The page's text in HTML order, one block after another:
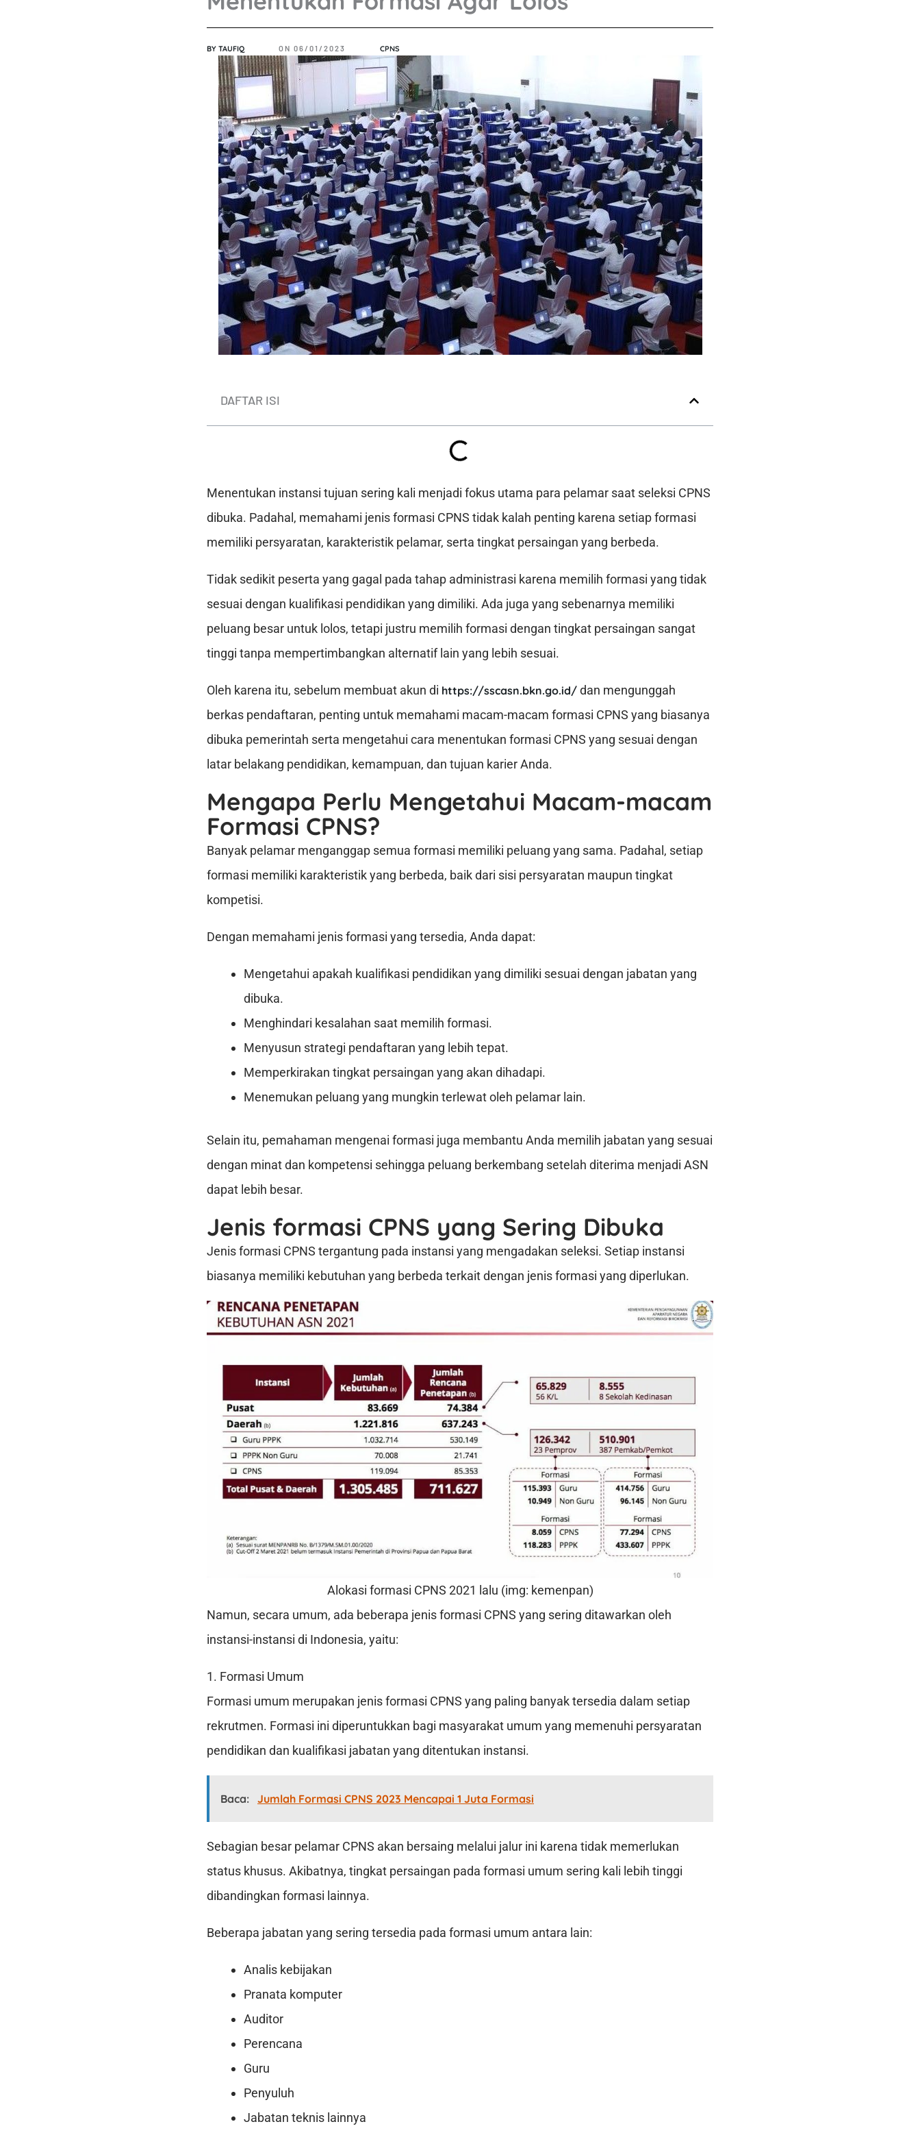
BY TAUFIQ ON 06/01/2023 CPNS
DAFTAR ISI
Menentukan instansi tujuan sering kali menjadi fokus utama para pelamar saat seleksi CPNS
dibuka. Padahal, memahami jenis formasi CPNS tidak kalah penting karena setiap formasi
memiliki persyaratan, karakteristik pelamar, serta tingkat persaingan yang berbeda.
Tidak sedikit peserta yang gagal pada tahap administrasi karena memilih formasi yang tidak
sesuai dengan kualifikasi pendidikan yang dimiliki. Ada juga yang sebenarnya memiliki
peluang besar untuk lolos, tetapi justru memilih formasi dengan tingkat persaingan sangat
tinggi tanpa mempertimbangkan alternatif lain yang lebih sesuai.
Oleh karena itu, sebelum membuat akun di https://sscasn.bkn.go.id/ dan mengunggah
berkas pendaftaran, penting untuk memahami macam-macam formasi CPNS yang biasanya
dibuka pemerintah serta mengetahui cara menentukan formasi CPNS yang sesuai dengan
latar belakang pendidikan, kemampuan, dan tujuan karier Anda.
Mengapa Perlu Mengetahui Macam-macam
Formasi CPNS?
Banyak pelamar menganggap semua formasi memiliki peluang yang sama. Padahal, setiap
formasi memiliki karakteristik yang berbeda, baik dari sisi persyaratan maupun tingkat
kompetisi.
Dengan memahami jenis formasi yang tersedia, Anda dapat:
Mengetahui apakah kualifikasi pendidikan yang dimiliki sesuai dengan jabatan yang
dibuka.
Menghindari kesalahan saat memilih formasi.
Menyusun strategi pendaftaran yang lebih tepat.
Memperkirakan tingkat persaingan yang akan dihadapi.
Menemukan peluang yang mungkin terlewat oleh pelamar lain.
Selain itu, pemahaman mengenai formasi juga membantu Anda memilih jabatan yang sesuai
dengan minat dan kompetensi sehingga peluang berkembang setelah diterima menjadi ASN
dapat lebih besar.
Jenis formasi CPNS yang Sering Dibuka
Jenis formasi CPNS tergantung pada instansi yang mengadakan seleksi. Setiap instansi
biasanya memiliki kebutuhan yang berbeda terkait dengan jenis formasi yang diperlukan.
Alokasi formasi CPNS 2021 lalu (img: kemenpan)
Namun, secara umum, ada beberapa jenis formasi CPNS yang sering ditawarkan oleh
instansi-instansi di Indonesia, yaitu:
1. Formasi Umum
Formasi umum merupakan jenis formasi CPNS yang paling banyak tersedia dalam setiap
rekrutmen. Formasi ini diperuntukkan bagi masyarakat umum yang memenuhi persyaratan
pendidikan dan kualifikasi jabatan yang ditentukan instansi.
Baca: Jumlah Formasi CPNS 2023 Mencapai 1 Juta Formasi
Sebagian besar pelamar CPNS akan bersaing melalui jalur ini karena tidak memerlukan
status khusus. Akibatnya, tingkat persaingan pada formasi umum sering kali lebih tinggi
dibandingkan formasi lainnya.
Beberapa jabatan yang sering tersedia pada formasi umum antara lain:
Analis kebijakan
Pranata komputer
Auditor
Perencana
Guru
Penyuluh
Jabatan teknis lainnya